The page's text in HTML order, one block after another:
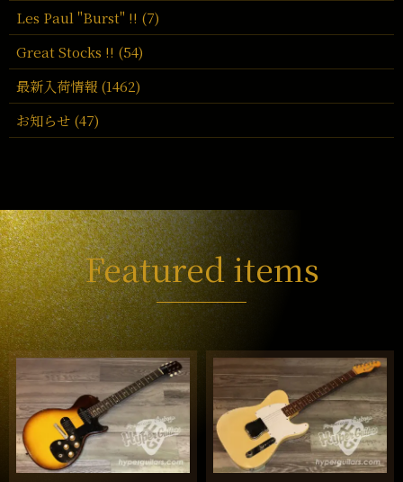
Les Paul "Burst" !! (7)
Great Stocks !! (54)
最新入荷情報 (1462)
お知らせ (47)
Featured items